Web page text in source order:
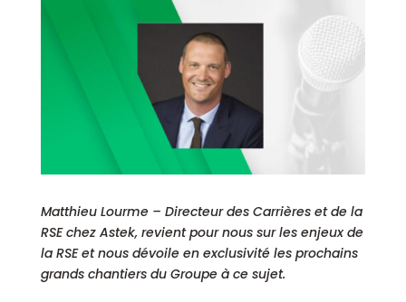
Matthieu Lourme – Directeur des Carrières et de la
RSE chez Astek, revient pour nous sur les enjeux de
la RSE et nous dévoile en exclusivité les prochains
grands chantiers du Groupe à ce sujet.